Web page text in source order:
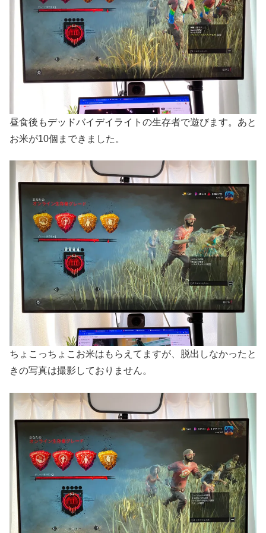
昼食後もデッドバイデイライトの生存者で遊びます。あと
お米が10個まできました。
ちょこっちょこお米はもらえてますが、脱出しなかったと
きの写真は撮影しておりません。